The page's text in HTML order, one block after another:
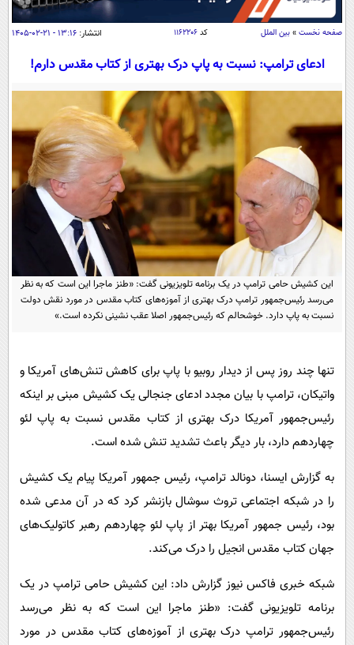
اقتصاد
اقتصادی
جامعه
حوادث
سلامت
یک برش دانایی
محیط زیست
سفر و تفریح
بین الملل
سیاست خارجی
فرهنگ و هنر
علم و دانش
فناوری و It
علمی
اخبار کریپتو
قرآن
گوناگون
سرگرمی
باشگاه مغز
مجله تصویری سلاح
فیلم
اقتصاد
ورزش
فناوری
گوناگون
حوادث
محیط زیست
سلامت
فرهنگی
حیات وحش
عصر ایران 2
خواندنی ها و دیدنی ها
روانشناسی
آشپزی
دانلود
آموزش زبان
صفحه نخست » بین الملل کد ۱۱۶۲۲۰۶ انتشار: ۱۳:۱۶ - ۲۱-۰۲-۱۴۰۵
ادعای ترامپ: نسبت به پاپ درک بهتری از کتاب مقدس دارم!
این کشیش حامی ترامپ در یک برنامه تلویزیونی گفت: «طنز ماجرا این است که به نظر
می‌رسد رئیس‌جمهور ترامپ درک بهتری از آموزه‌های کتاب مقدس در مورد نقش دولت
نسبت به پاپ دارد. خوشحالم که رئیس‌جمهور اصلا عقب نشینی نکرده است.»
تنها چند روز پس از دیدار روبیو با پاپ برای کاهش تنش‌های آمریکا و
واتیکان، ترامپ با بیان مجدد ادعای جنجالی یک کشیش مبنی بر اینکه
رئیس‌جمهور آمریکا درک بهتری از کتاب مقدس نسبت به پاپ لئو
چهاردهم دارد، بار دیگر باعث تشدید تنش شده است.
به گزارش ایسنا، دونالد ترامپ، رئیس جمهور آمریکا پیام یک کشیش
را در شبکه اجتماعی تروث سوشال بازنشر کرد که در آن مدعی شده
بود، رئیس جمهور آمریکا بهتر از پاپ لئو چهاردهم رهبر کاتولیک‌های
جهان کتاب مقدس انجیل را درک می‌کند.
شبکه خبری فاکس نیوز گزارش داد: این کشیش حامی ترامپ در یک
برنامه تلویزیونی گفت: «طنز ماجرا این است که به نظر می‌رسد
رئیس‌جمهور ترامپ درک بهتری از آموزه‌های کتاب مقدس در مورد